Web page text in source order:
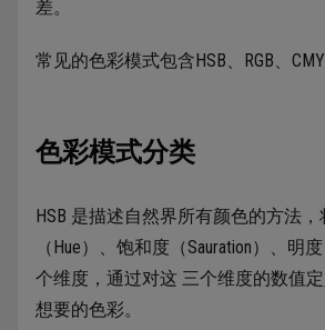
差。
常见的色彩模式包含HSB、RGB、
色彩模式分类
HSB 是描述自然界所有颜色的方法
（Hue）、饱和度（Sauration）、明
个维度，通过对这 三个维度的数值
想要的色彩。